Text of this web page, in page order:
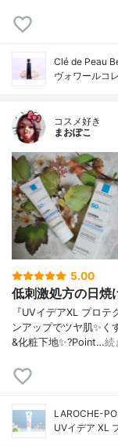
Clé de Peau
ヴォワールコ
コスメ好き
まおぽこ
5.00
低刺激処方の日焼
『UVイデアXL プロ
ンアップでツヤ肌✨く
&化粧下地✨?Point…続
LAROCHE-
UVイデア XL